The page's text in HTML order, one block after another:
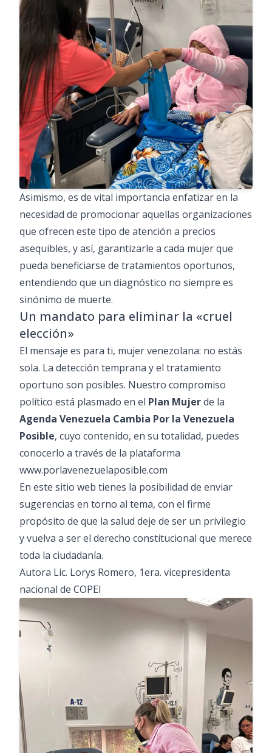
Asimismo, es de vital importancia enfatizar en la
necesidad de promocionar aquellas organizaciones
que ofrecen este tipo de atención a precios
asequibles, y así, garantizarle a cada mujer que
pueda beneficiarse de tratamientos oportunos,
entendiendo que un diagnóstico no siempre es
sinónimo de muerte.
Un mandato para eliminar la «cruel
elección»
El mensaje es para ti, mujer venezolana: no estás
sola. La detección temprana y el tratamiento
oportuno son posibles. Nuestro compromiso
político está plasmado en el Plan Mujerde la
Agenda Venezuela Cambia Por la Venezuela
Posible, cuyo contenido, en su totalidad, puedes
conocerlo a través de la plataforma
www.porlavenezuelaposible.com
En este sitio web tienes la posibilidad de enviar
sugerencias en torno al tema, con el firme
propósito de que la salud deje de ser un privilegio
y vuelva a ser el derecho constitucional que merece
toda la ciudadanía.
Autora Lic. Lorys Romero, 1era. vicepresidenta
nacional de COPEI